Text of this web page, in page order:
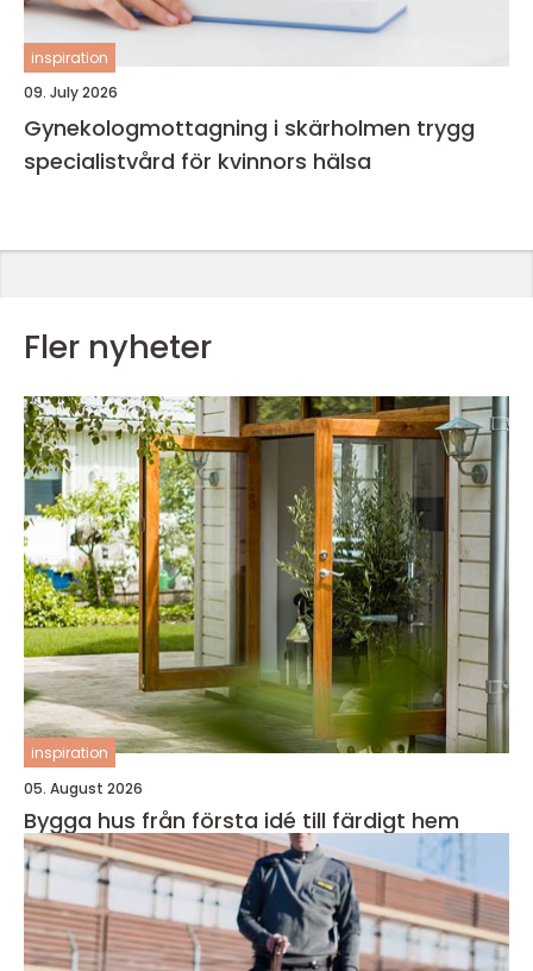
inspiration
09. July 2026
Gynekologmottagning i skärholmen trygg
specialistvård för kvinnors hälsa
Fler nyheter
inspiration
05. August 2026
Bygga hus från första idé till färdigt hem